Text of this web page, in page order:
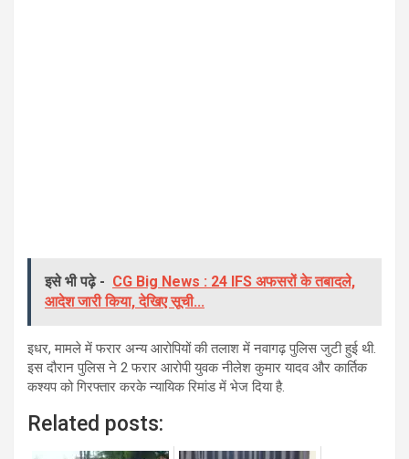
इसे भी पढ़े - CG Big News : 24 IFS अफसरों के तबादले,
आदेश जारी किया, देखिए सूची...
इधर, मामले में फरार अन्य आरोपियों की तलाश में नवागढ़ पुलिस जुटी हुई थी.
इस दौरान पुलिस ने 2 फरार आरोपी युवक नीलेश कुमार यादव और कार्तिक
कश्यप को गिरफ्तार करके न्यायिक रिमांड में भेज दिया है.
Related posts: